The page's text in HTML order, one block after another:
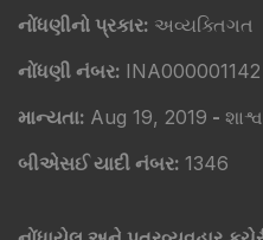
નોંધણીનો પ્રકાર: અવ્યક્તિગત
નોંધણી નંબર: INA000001142
માન્યતા: Aug 19, 2019 -
બીએસઈ યાદી નંબર: 1346